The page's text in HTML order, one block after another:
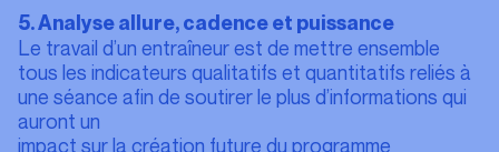
5. Analyse allure, cadence et puissance
Le travail d’un entraîneur est de mettre ensemble
tous les indicateurs qualitatifs et quantitatifs reliés à
une séance afin de soutirer le plus d’informations qui
auront un
impact sur la création future du programme